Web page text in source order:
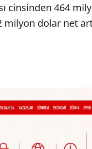
cinsinden 464
dolar net